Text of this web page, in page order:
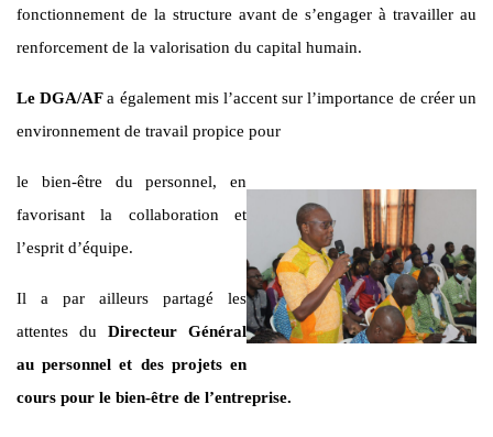
fonctionnement de la structure avant de s’engager à travailler au
renforcement de la valorisation du capital humain.
Le DGA/AFa également mis l’accent sur l’importance de créer un
environnement de travail propice pour
le bien-être du personnel, en
favorisant la collaboration et
l’esprit d’équipe.
Il a par ailleurs partagé les
attentes du Directeur Général
au personnel et des projets en
cours pour le bien-être de l’entreprise.